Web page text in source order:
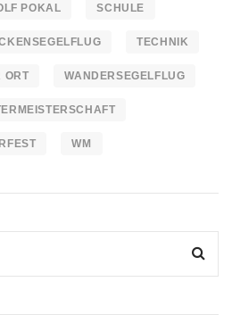
POKAL SCHULE
TECHNIK
ORT WANDERSEGELFLUG
WM